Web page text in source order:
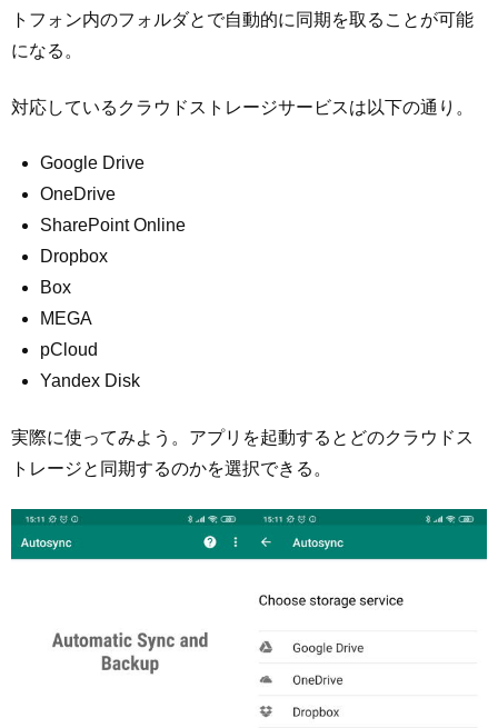
トフォン内のフォルダとで自動的に同期を取ることが可能
になる。
対応しているクラウドストレージサービスは以下の通り。
Google Drive
OneDrive
SharePoint Online
Dropbox
Box
MEGA
pCloud
Yandex Disk
実際に使ってみよう。アプリを起動するとどのクラウドス
トレージと同期するのかを選択できる。